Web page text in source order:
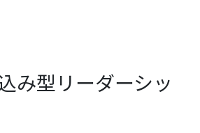
み型リーダーシッ